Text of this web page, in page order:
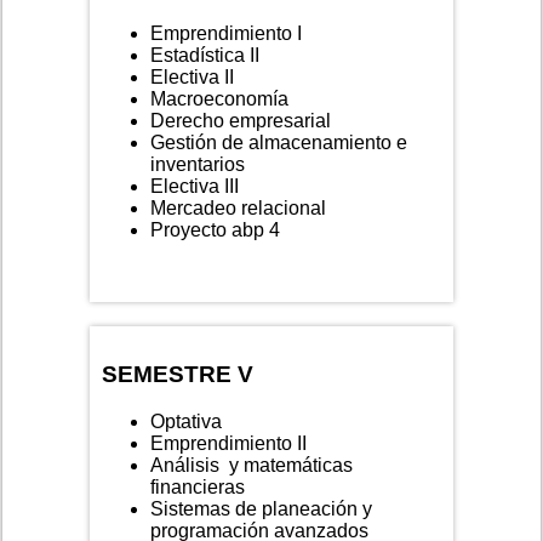
Emprendimiento I
Estadística II
Electiva II
Macroeconomía
Derecho empresarial
Gestión de almacenamiento e
inventarios
Electiva III
Mercadeo relacional
Proyecto abp 4
SEMESTRE V
Optativa
Emprendimiento II
Análisis y matemáticas
financieras
Sistemas de planeación y
programación avanzados